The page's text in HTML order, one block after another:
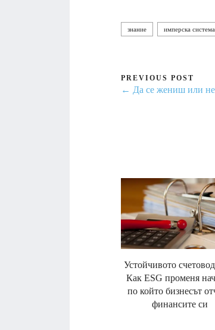
знание имперска система
PREVIOUS POST
← Да се жениш или
Устойчивото
Как ESG променя
по който бизнесът
финансите си